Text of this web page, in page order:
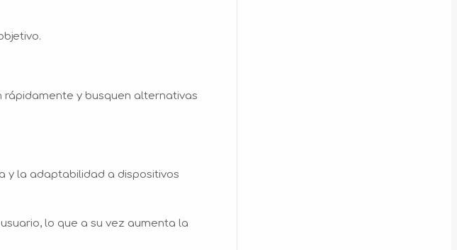
y busquen alternativas
y la adaptabilidad a dispositivos
lo que a su vez aumenta la